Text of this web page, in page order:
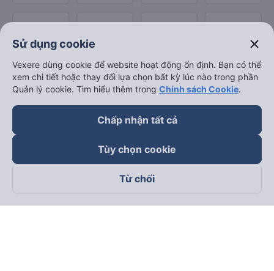
Theo dõi chúng tôi trên
Sử dụng cookie close
Vexere dùng cookie để website hoạt động ổn định. Bạn có thể
xem chi tiết hoặc thay đổi lựa chọn bất kỳ lúc nào trong phần
Quản lý cookie. Tìm hiểu thêm trong Chính sách Cookie.
Chấp nhận tất cả
Tùy chọn cookie
Từ chối